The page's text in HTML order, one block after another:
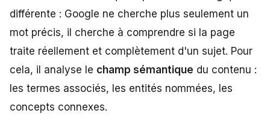
différente : Google ne cherche plus seulement un
mot précis, il cherche à comprendre si la page
traite réellement et complètement d'un sujet. Pour
cela, il analyse le champ sémantique du contenu :
les termes associés, les entités nommées, les
concepts connexes.